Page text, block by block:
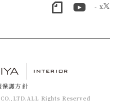
- x
護方針
Rights Reserved